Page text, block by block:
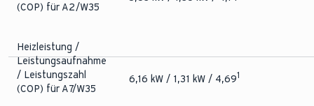
Begrenzer)
(COP) für A2/W35
Heizleistung /
Leistungsaufnahme
/ Leistungszahl
(COP) für A7/W35
6,16 kW / 1,31 kW / 4,691